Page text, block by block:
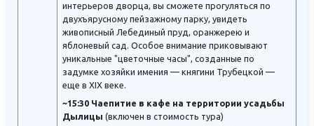
интерьеров дворца, вы сможете прогуляться по
двухъярусному пейзажному парку, увидеть
живописный Лебединый пруд, оранжерею и
яблоневый сад. Особое внимание приковывают
уникальные "цветочные часы", созданные по
задумке хозяйки имения — княгини Трубецкой —
еще в XIX веке.
~15:30 Чаепитие в кафе на территории усадьбы
Дылицы (включен в стоимость тура)